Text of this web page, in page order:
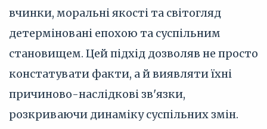
вчинки, моральні якості та світогляд
детерміновані епохою та суспільним
становищем. Цей підхід дозволяв не просто
констатувати факти, а й виявляти їхні
причиново-наслідкові зв'язки,
розкриваючи динаміку суспільних змін.